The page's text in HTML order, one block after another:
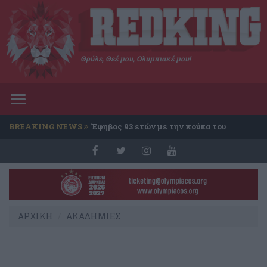
Θρύλε, Θεέ μου, Ολυμπιακέ μου!
Toggle
BREAKING NEWS Έφηβος 93 ετών με την κούπα του
ΑΡΧΙΚΗ ΑΚΑΔΗΜΙΕΣ